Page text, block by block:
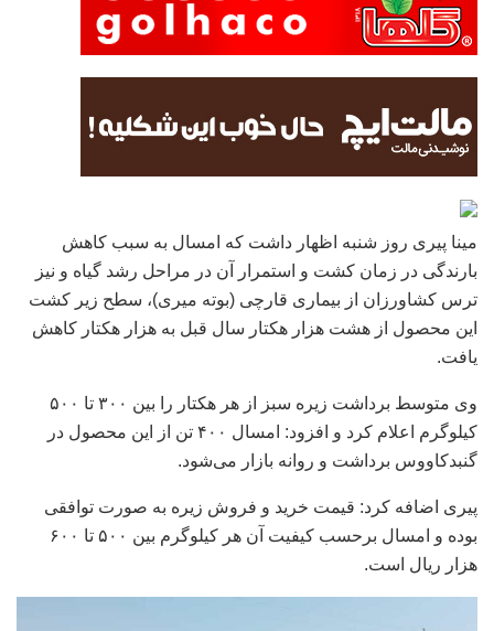
مینا پیری روز شنبه اظهار داشت که امسال به سبب کاهش
بارندگی در زمان کشت و استمرار آن در مراحل رشد گیاه و نیز
ترس کشاورزان از بیماری قارچی (بوته میری)، سطح زیر کشت
این محصول از هشت هزار هکتار سال قبل به هزار هکتار کاهش
یافت.
وی متوسط برداشت زیره سبز از هر هکتار را بین ۳۰۰ تا ۵۰۰
کیلوگرم اعلام کرد و افزود: امسال ۴۰۰ تن از این محصول در
گنبدکاووس برداشت و روانه بازار می‌شود.
پیری اضافه کرد: قیمت خرید و فروش زیره به صورت توافقی
بوده و امسال برحسب کیفیت آن هر کیلوگرم بین ۵۰۰ تا ۶۰۰
هزار ریال است.